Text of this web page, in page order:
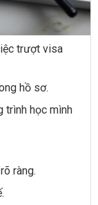
trượt visa
hồ sơ.
trình học mình
ràng.